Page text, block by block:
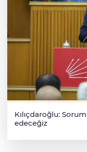
Kılıçdaroğlu:
edeceğiz